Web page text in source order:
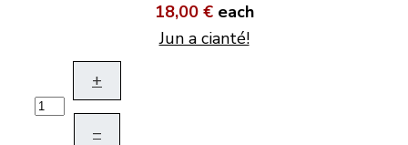
18,00 € each
Jun a cianté!
+
–